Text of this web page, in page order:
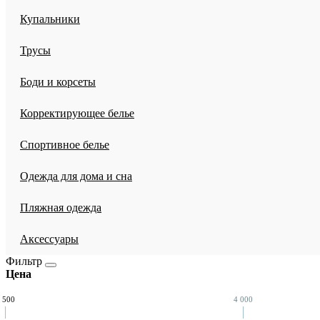
Купальники
Трусы
Боди и корсеты
Корректирующее белье
Спортивное белье
Одежда для дома и сна
Пляжная одежда
Аксессуары
Фильтр
Цена
500 4 000